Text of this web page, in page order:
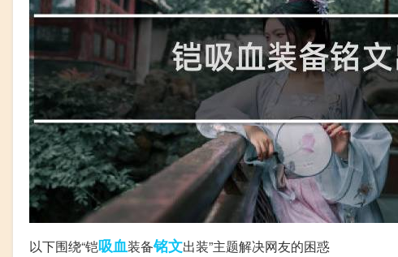
以下围绕“铠吸血装备铭文出装”主题解决网友的困惑